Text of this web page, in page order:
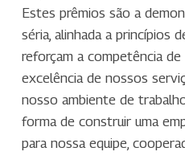
Estes prêmios são a
séria, alinhada a princípios
reforçam a competência
excelência de nossos
nosso ambiente de
forma de construir uma
para nossa equipe,